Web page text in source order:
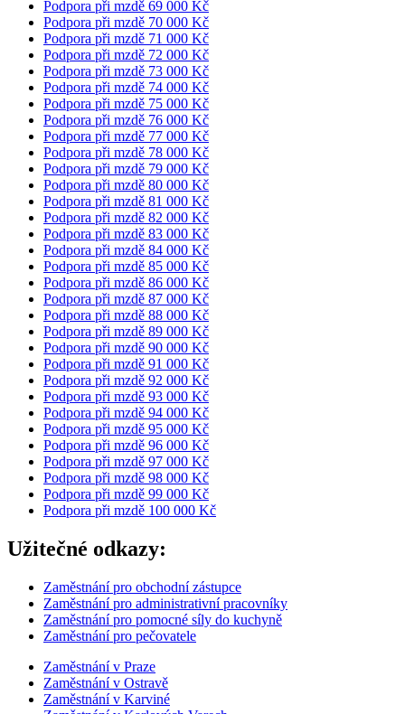
Podpora při mzdě 69 000 Kč
Podpora při mzdě 70 000 Kč
Podpora při mzdě 71 000 Kč
Podpora při mzdě 72 000 Kč
Podpora při mzdě 73 000 Kč
Podpora při mzdě 74 000 Kč
Podpora při mzdě 75 000 Kč
Podpora při mzdě 76 000 Kč
Podpora při mzdě 77 000 Kč
Podpora při mzdě 78 000 Kč
Podpora při mzdě 79 000 Kč
Podpora při mzdě 80 000 Kč
Podpora při mzdě 81 000 Kč
Podpora při mzdě 82 000 Kč
Podpora při mzdě 83 000 Kč
Podpora při mzdě 84 000 Kč
Podpora při mzdě 85 000 Kč
Podpora při mzdě 86 000 Kč
Podpora při mzdě 87 000 Kč
Podpora při mzdě 88 000 Kč
Podpora při mzdě 89 000 Kč
Podpora při mzdě 90 000 Kč
Podpora při mzdě 91 000 Kč
Podpora při mzdě 92 000 Kč
Podpora při mzdě 93 000 Kč
Podpora při mzdě 94 000 Kč
Podpora při mzdě 95 000 Kč
Podpora při mzdě 96 000 Kč
Podpora při mzdě 97 000 Kč
Podpora při mzdě 98 000 Kč
Podpora při mzdě 99 000 Kč
Podpora při mzdě 100 000 Kč
Užitečné odkazy:
Zaměstnání pro obchodní zástupce
Zaměstnání pro administrativní pracovníky
Zaměstnání pro pomocné síly do kuchyně
Zaměstnání pro pečovatele
Zaměstnání v Praze
Zaměstnání v Ostravě
Zaměstnání v Karviné